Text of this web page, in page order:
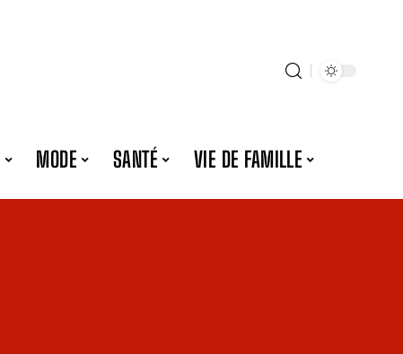
MODE SANTÉ VIE DE FAMILLE